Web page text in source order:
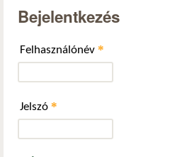
Bejelentkezés
Felhasználónév *
Jelszó *